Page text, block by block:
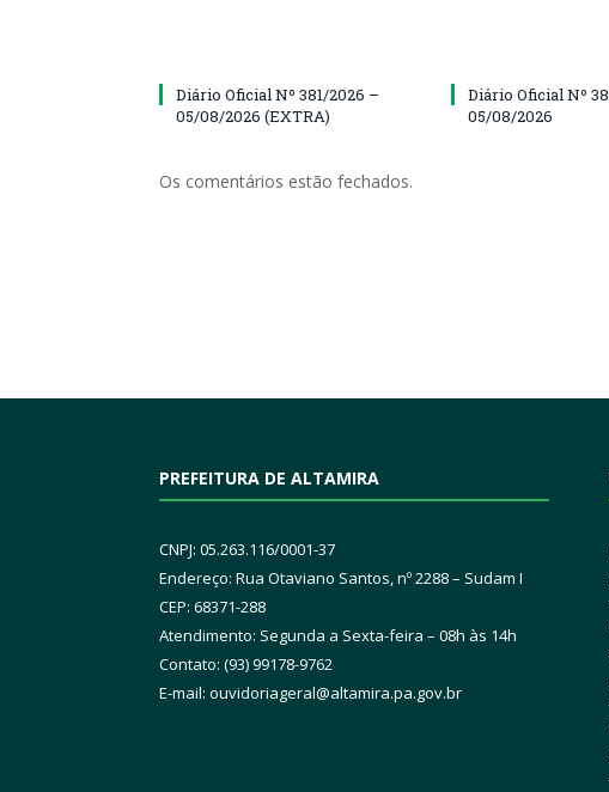
Diário Oficial Nº 381/2026 –
05/08/2026 (EXTRA)
Diário Oficial Nº
05/08/2026
Os comentários estão fechados.
PREFEITURA DE ALTAMIRA
CNPJ: 05.263.116/0001-37
Endereço: Rua Otaviano Santos, nº 2288 – Sudam I
CEP: 68371-288
Atendimento: Segunda a Sexta-feira – 08h às 14h
Contato: (93) 99178-9762
E-mail: ouvidoriageral@altamira.pa.gov.br